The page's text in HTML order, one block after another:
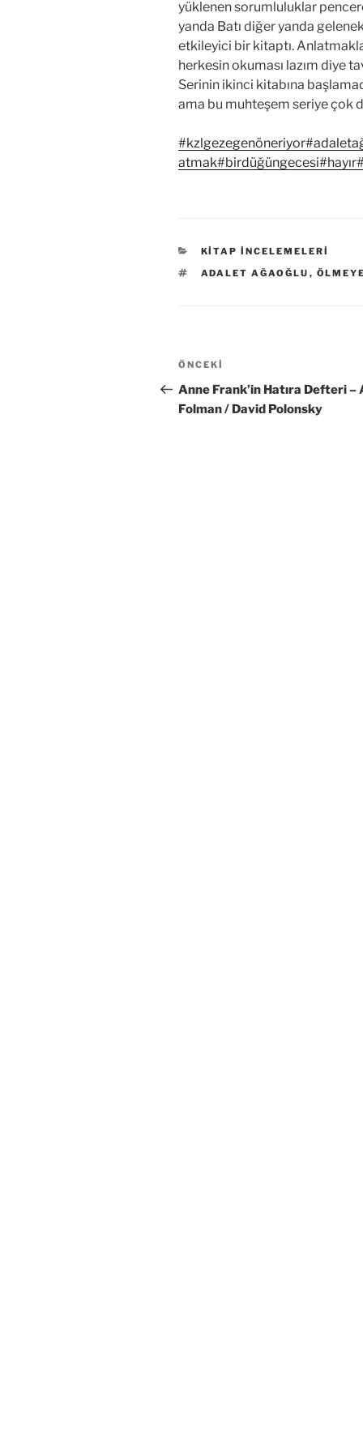
yüklenen sorumluluklar
yanda Batı diğer yanda
etkileyici bir kitaptı.
herkesin okuması lazım diye
Serinin ikinci kitabına
ama bu muhteşem seriye çok
#kzlgezegenöneriyor
atmak#birdüğüngecesi#hayır
KATEGORILER
KITAP İNCELEMELERI
ETIKETLER
ADALET AĞAOĞLU ,
Yazı
gezinmesi
Önceki
Yazı
ÖNCEKI
Anne Frank’in Hatıra Defteri –
Folman / David Polonsky